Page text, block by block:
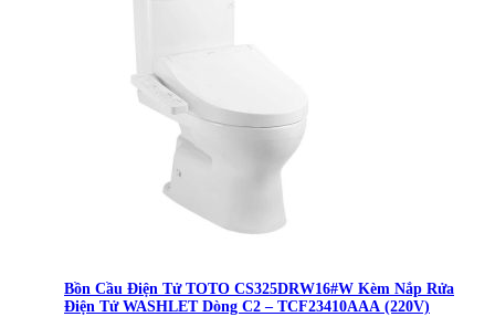
Bồn Cầu Điện Tử TOTO CS325DRW16#W Kèm Nắp Rửa
Điện Tử WASHLET Dòng C2 – TCF23410AAA (220V)